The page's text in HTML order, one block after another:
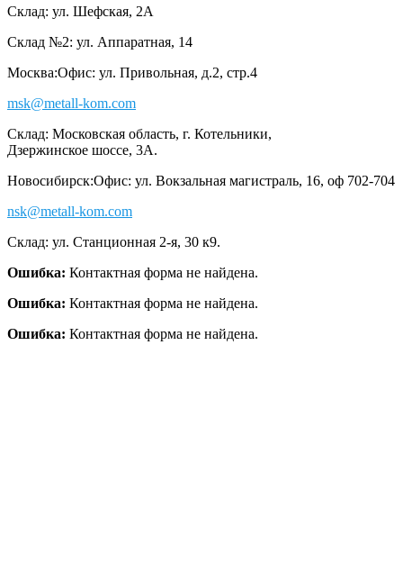
Склад: ул. Шефская, 2А
Склад №2: ул. Аппаратная, 14
Москва:Офис: ул. Привольная, д.2, стр.4
msk@metall-kom.com
Склад: Московская область, г. Котельники,
Дзержинское шоссе, 3А.
Новосибирск:Офис: ул. Вокзальная магистраль, 16, оф 702-704
nsk@metall-kom.com
Склад: ул. Станционная 2-я, 30 к9.
Ошибка: Контактная форма не найдена.
Ошибка: Контактная форма не найдена.
Ошибка: Контактная форма не найдена.